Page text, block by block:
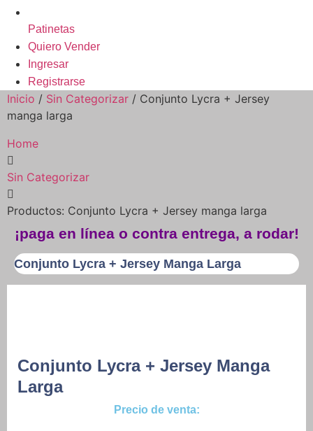
Patinetas
Quiero Vender
Ingresar
Registrarse
Inicio / Sin Categorizar / Conjunto Lycra + Jersey
manga larga
Home
Sin Categorizar
Productos: Conjunto Lycra + Jersey manga larga
¡paga en línea o contra entrega, a rodar!
Conjunto Lycra + Jersey Manga Larga
Conjunto Lycra + Jersey Manga
Larga
Precio de venta: